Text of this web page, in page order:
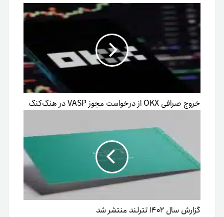
خروج صرافی OKX از درخواست مجوز VASP در هنگ‌کنگ
گزارش سال ۱۴۰۲ تترلند منتشر شد